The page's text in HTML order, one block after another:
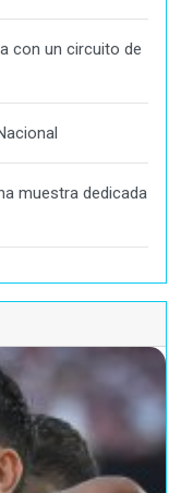
con un circuito de
muestra dedicada